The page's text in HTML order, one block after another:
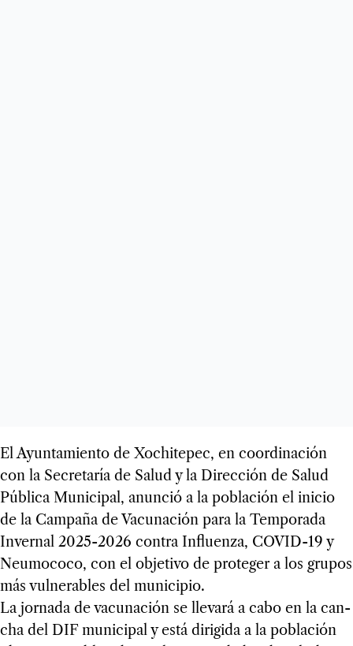
El Ayun­ta­miento de Xochi­te­pec, en coor­di­na­ción
con la Secre­ta­ría de Salud y la Direc­ción de Salud
Pública Muni­ci­pal, anun­ció a la pobla­ción el ini­cio
de la Cam­paña de Vacu­na­ción para la Tem­po­rada
Inver­nal 2025-2026 con­tra Influenza, COVID-19 y
Neu­mo­coco, con el obje­tivo de pro­te­ger a los gru­pos
más vul­ne­ra­bles del muni­ci­pio.
La jor­nada de vacu­na­ción se lle­vará a cabo en la can­
cha del DIF muni­ci­pal y está diri­gida a la pobla­ción